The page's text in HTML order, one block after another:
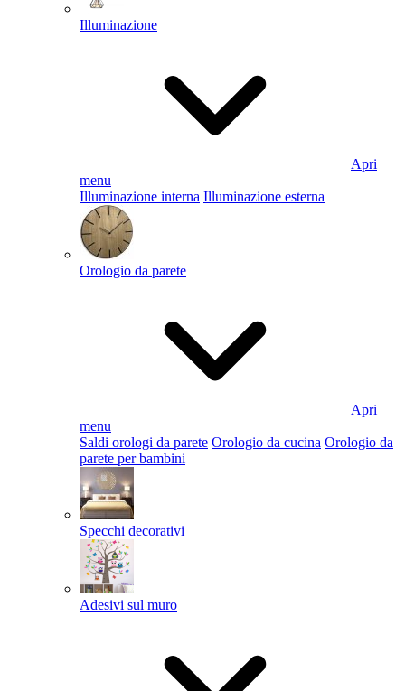
Illuminazione
Apri
menu
Illuminazione interna Illuminazione esterna
Orologio da parete
Apri
menu
Saldi orologi da parete Orologio da cucina Orologio da
parete per bambini
Specchi decorativi
Adesivi sul muro